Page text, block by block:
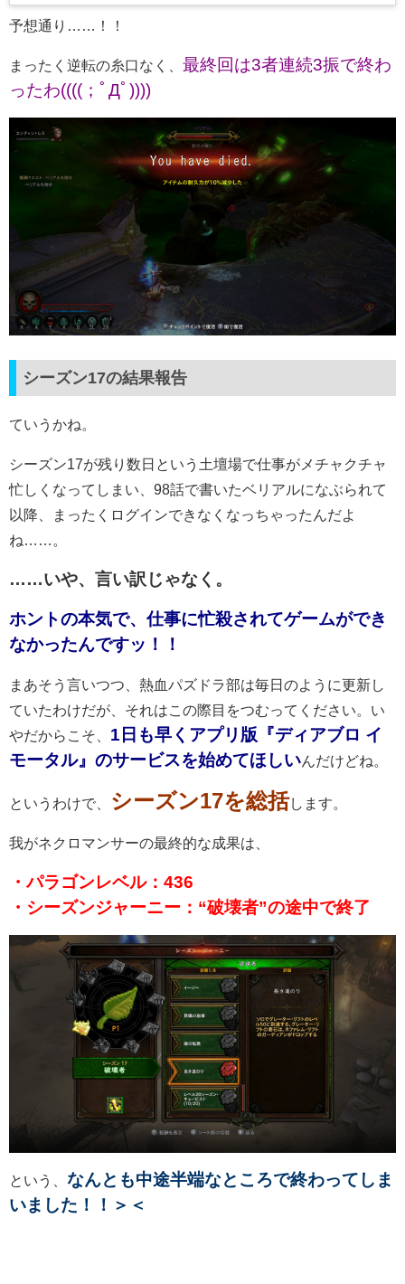
予想通り……！！
まったく逆転の糸口なく、 最終回は3者連続3振で終わ
ったわ((((；ﾟДﾟ))))
シーズン17の結果報告
ていうかね。
シーズン17が残り数日という土壇場で仕事がメチャクチャ
忙しくなってしまい、98話で書いたベリアルになぶられて
以降、まったくログインできなくなっちゃったんだよ
ね……。
……いや、言い訳じゃなく。
ホントの本気で、仕事に忙殺されてゲームができ
なかったんですッ！！
まあそう言いつつ、熱血パズドラ部は毎日のように更新し
ていたわけだが、それはこの際目をつむってください。い
やだからこそ、 1日も早くアプリ版『ディアブロ イ
モータル』のサービスを始めてほしいんだけどね。
というわけで、 シーズン17を総括します。
我がネクロマンサーの最終的な成果は、
・パラゴンレベル：436
・シーズンジャーニー：“破壊者”の途中で終了
という、 なんとも中途半端なところで終わってしま
いました！！＞＜